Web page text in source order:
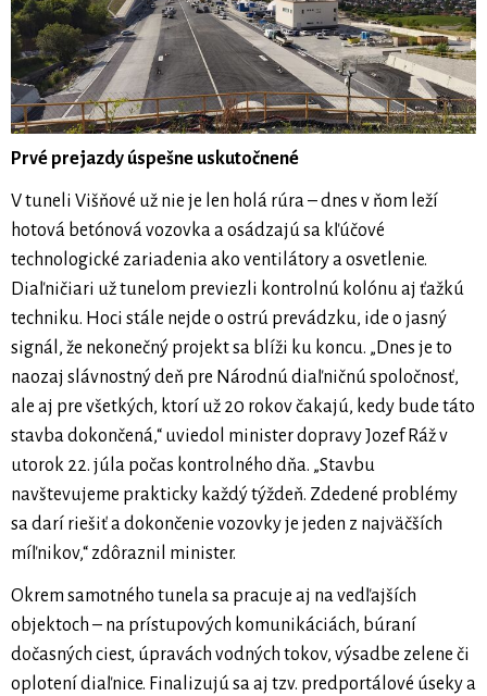
Prvé prejazdy úspešne uskutočnené
V tuneli Višňové už nie je len holá rúra – dnes v ňom leží
hotová betónová vozovka a osádzajú sa kľúčové
technologické zariadenia ako ventilátory a osvetlenie.
Diaľničiari už tunelom previezli kontrolnú kolónu aj ťažkú
techniku. Hoci stále nejde o ostrú prevádzku, ide o jasný
signál, že nekonečný projekt sa blíži ku koncu. „Dnes je to
naozaj slávnostný deň pre Národnú diaľničnú spoločnosť,
ale aj pre všetkých, ktorí už 20 rokov čakajú, kedy bude táto
stavba dokončená,“ uviedol minister dopravy Jozef Ráž v
utorok 22. júla počas kontrolného dňa. „Stavbu
navštevujeme prakticky každý týždeň. Zdedené problémy
sa darí riešiť a dokončenie vozovky je jeden z najväčších
míľnikov,“ zdôraznil minister.
Okrem samotného tunela sa pracuje aj na vedľajších
objektoch – na prístupových komunikáciách, búraní
dočasných ciest, úpravách vodných tokov, výsadbe zelene či
oplotení diaľnice. Finalizujú sa aj tzv. predportálové úseky a